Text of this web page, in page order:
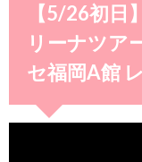
【5/26初日
リーナツア
セ福岡A館